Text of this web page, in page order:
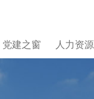
党建之窗 人力资源